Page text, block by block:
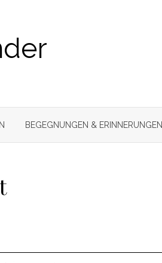
BEGEGNUNGEN & ERINNERUNGEN